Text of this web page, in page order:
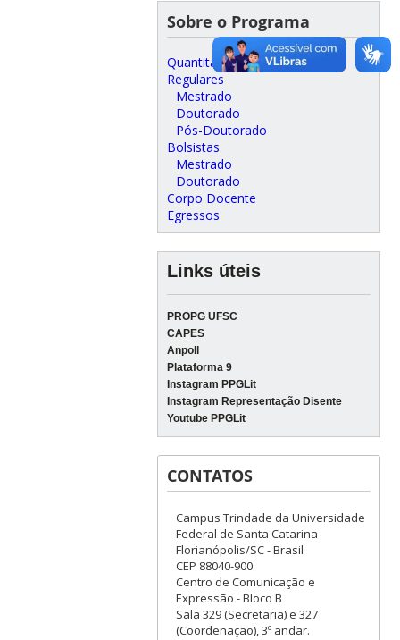
Sobre o Programa
Quantitativos
Regulares
Mestrado
Doutorado
Pós-Doutorado
Bolsistas
Mestrado
Doutorado
Corpo Docente
Egressos
Links úteis
PROPG UFSC
CAPES
Anpoll
Plataforma 9
Instagram PPGLit
Instagram Representação Disente
Youtube PPGLit
CONTATOS
Campus Trindade da Universidade
Federal de Santa Catarina
Florianópolis/SC - Brasil
CEP 88040-900
Centro de Comunicação e
Expressão - Bloco B
Sala 329 (Secretaria) e 327
(Coordenação), 3º andar.